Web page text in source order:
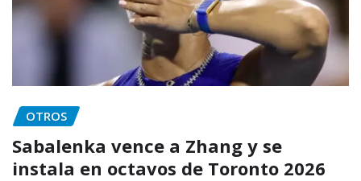
OTROS
Sabalenka vence a Zhang y se
instala en octavos de Toronto 2026